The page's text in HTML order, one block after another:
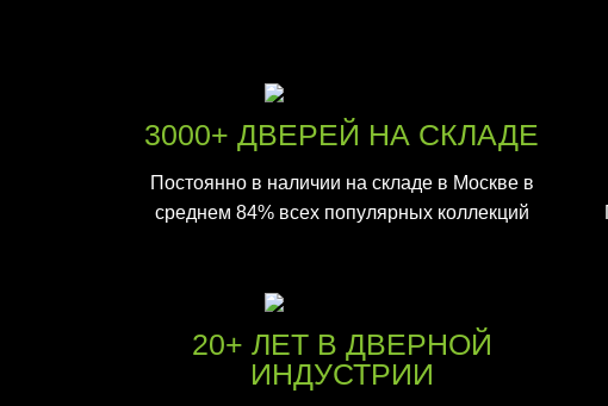
3000+ ДВЕРЕЙ НА СКЛАДЕ
Постоянно в наличии на складе в Москве в
среднем 84% всех популярных коллекций
20+ ЛЕТ В ДВЕРНОЙ
ИНДУСТРИИ